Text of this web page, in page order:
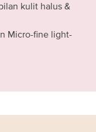
kulit halus &
Micro-fine light-